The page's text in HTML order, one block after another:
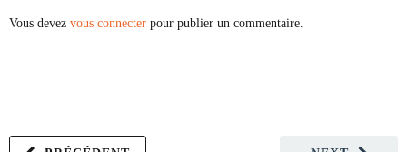
Vous devez vous connecter pour publier un commentaire.